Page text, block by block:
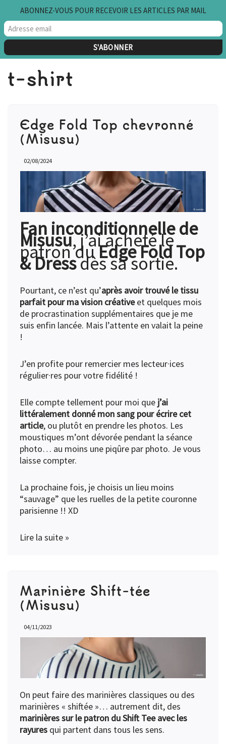
Aller
au
t-shirt
Edge Fold Top chevronné
(Misusu)
02/08/2024
Fan inconditionnelle de
Misusu, j’ai acheté le
patron duEdge Fold Top
& Dressdès sa sortie.
Pourtant, ce n’est qu’après avoir trouvé le tissu
parfait pour ma vision créativeet quelques mois
de procrastination supplémentaires que je me
suis enfin lancée. Mais l’attente en valait la peine
!
J’en profite pour remercier mes lecteur·ices
régulier·res pour votre fidélité !
Elle compte tellement pour moi que j’ai
littéralement donné mon sang pour écrire cet
article, ou plutôt en prendre les photos. Les
moustiques m’ont dévorée pendant la séance
photo… au moins une piqûre par photo. Je vous
laisse compter.
La prochaine fois, je choisis un lieu moins
“sauvage” que les ruelles de la petite couronne
parisienne !! XD
Lire la suite »
Marinière Shift-tée
(Misusu)
04/11/2023
On peut faire des marinières classiques ou des
marinières « shiftée »… autrement dit, des
marinières sur le patron du Shift Tee avec les
rayures qui partent dans tous les sens.
ABONNEZ-VOUS POUR RECEVOIR LES ARTICLES PAR MAIL